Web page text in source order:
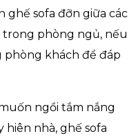
ghế sofa đỡn giữa các
phòng ngủ, nếu
phòng khách để đáp
ngồi tắm nắng
hiên nhà, ghế sofa